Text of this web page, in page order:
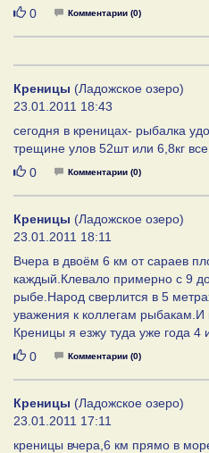
Нравится
0 Комментарии (0)
Креницы (Ладожское озеро)
23.01.2011 18:43
сегодня в креницах- рыбалка
трещине улов 52шт или 6,8кг
Нравится
0 Комментарии (0)
Креницы (Ладожское озеро)
23.01.2011 18:11
Вчера в двоём 6 км от сараев
каждый.Клевало примерно с 9
рыбе.Народ сверлится в 5
уважения к коллегам рыбакам.И
Креницы я езжу туда уже года 4
Нравится
0 Комментарии (0)
Креницы (Ладожское озеро)
23.01.2011 17:11
креницы вчера,6 км прямо в